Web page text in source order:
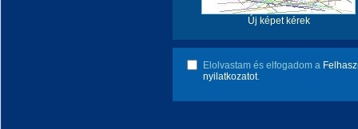
Új képet kérek
Elolvastam és elfogadom a
nyilatkozatot.